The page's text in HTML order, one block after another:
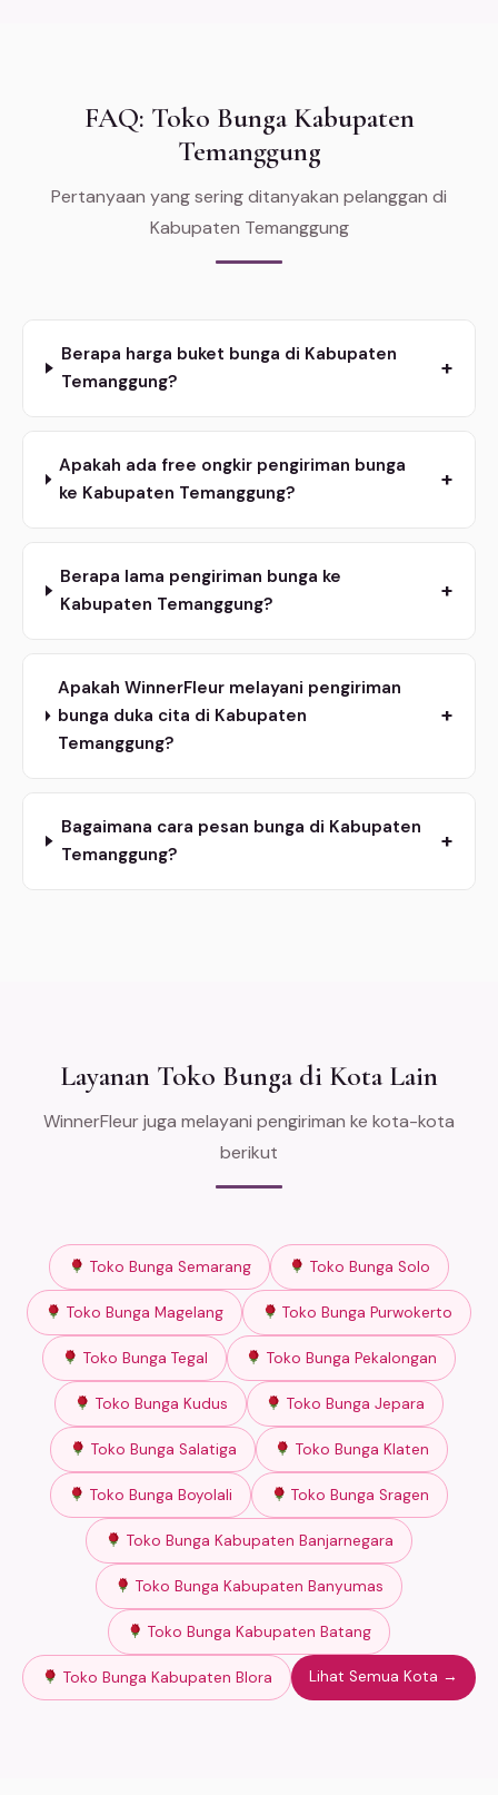
FAQ: Toko Bunga Kabupaten
Temanggung
Pertanyaan yang sering ditanyakan pelanggan di
Kabupaten Temanggung
Berapa harga buket bunga di Kabupaten
Temanggung?
+
Apakah ada free ongkir pengiriman bunga
ke Kabupaten Temanggung?
+
Berapa lama pengiriman bunga ke
Kabupaten Temanggung?
+
Apakah WinnerFleur melayani pengiriman
bunga duka cita di Kabupaten
Temanggung?
+
Bagaimana cara pesan bunga di Kabupaten
Temanggung?
+
Layanan Toko Bunga di Kota Lain
WinnerFleur juga melayani pengiriman ke kota-kota
berikut
Toko Bunga Semarang Toko Bunga Solo
Toko Bunga Magelang Toko Bunga Purwokerto
Toko Bunga Tegal Toko Bunga Pekalongan
Toko Bunga Kudus Toko Bunga Jepara
Toko Bunga Salatiga Toko Bunga Klaten
Toko Bunga Boyolali Toko Bunga Sragen
Toko Bunga Kabupaten Banjarnegara
Toko Bunga Kabupaten Banyumas
Toko Bunga Kabupaten Batang
Toko Bunga Kabupaten Blora Lihat Semua Kota →